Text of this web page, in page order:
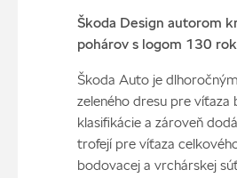
Škoda Design autorom
pohárov s logom 130
Škoda Auto je
zeleného dresu pre víťaza
klasifikácie a zároveň
trofejí pre víťaza
bodovacej a vrchárskej